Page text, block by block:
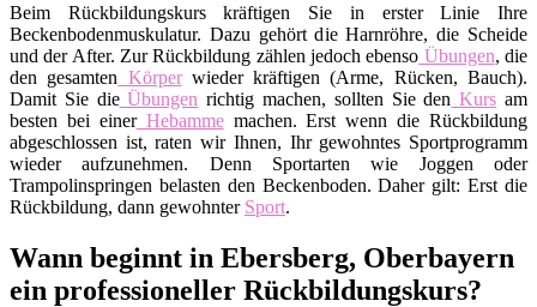
Beim Rückbildungskurs kräftigen Sie in erster Linie Ihre
Beckenbodenmuskulatur. Dazu gehört die Harnröhre, die Scheide
und der After. Zur Rückbildung zählen jedoch ebenso Übungen, die
den gesamten Körperwieder kräftigen (Arme, Rücken, Bauch).
Damit Sie dieÜbungen richtig machen, sollten Sie den Kurs am
besten bei einerHebammemachen. Erst wenn die Rückbildung
abgeschlossen ist, raten wir Ihnen, Ihr gewohntes Sportprogramm
wieder aufzunehmen. Denn Sportarten wie Joggen oder
Trampolinspringen belasten den Beckenboden. Daher gilt: Erst die
Rückbildung, dann gewohnter Sport.
Wann beginnt in Ebersberg, Oberbayern
ein professioneller Rückbildungskurs?